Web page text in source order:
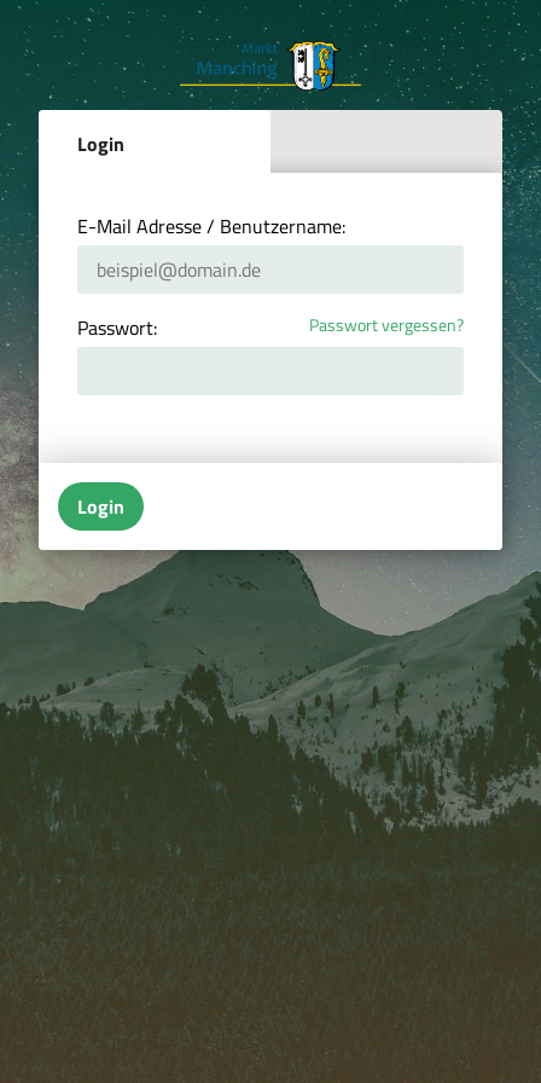
Login
E-Mail Adresse / Benutzername:
Passwort: Passwort vergessen?
Login